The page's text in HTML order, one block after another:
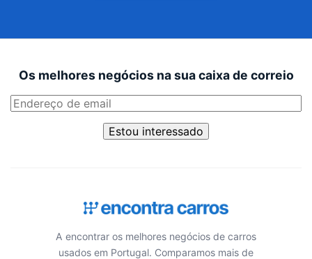
Os melhores negócios na sua caixa de correio
Estou interessado
A encontrar os melhores negócios de carros
usados em Portugal. Comparamos mais de